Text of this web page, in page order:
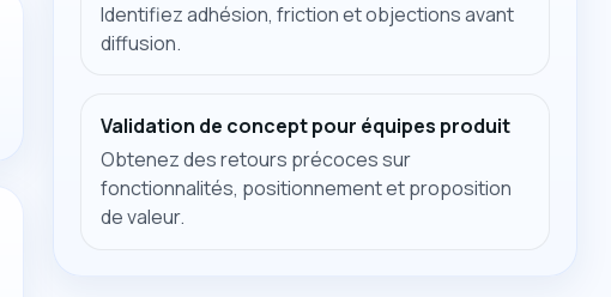
Identifiez adhésion, friction et objections avant
diffusion.
Validation de concept pour équipes produit
Obtenez des retours précoces sur
fonctionnalités, positionnement et proposition
de valeur.